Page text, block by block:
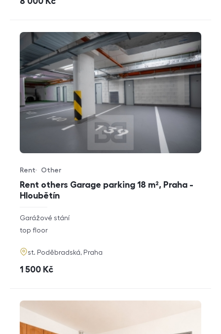
Rent others Garage parking 18 m², Praha -
Hloubětín
Offer type
Rent
Property type
Other
rozměry
disposition
Garážové stání
funkce
top floor
adresa
st. Poděbradská, Praha
cena
1 500 Kč